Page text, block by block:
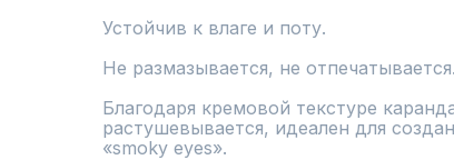
Устойчив к влаге и поту.
Не размазывается, не отпечатывается.
Благодаря кремовой текстуре
растушевывается, идеален для
«smoky eyes».